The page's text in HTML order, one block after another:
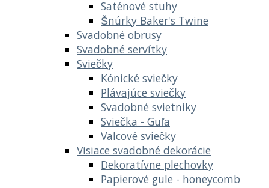
Saténové stuhy
Šnúrky Baker's Twine
Svadobné obrusy
Svadobné servítky
Sviečky
Kónické sviečky
Plávajúce sviečky
Svadobné svietniky
Sviečka - Guľa
Valcové sviečky
Visiace svadobné dekorácie
Dekoratívne plechovky
Papierové gule - honeycomb